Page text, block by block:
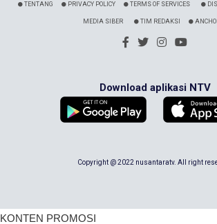
TENTANG PRIVACY POLICY TERMS OF SERVICES
MEDIA SIBER TIM REDAKSI
Download aplikasi NTV
Copyright @ 2022 nusantaratv. All right